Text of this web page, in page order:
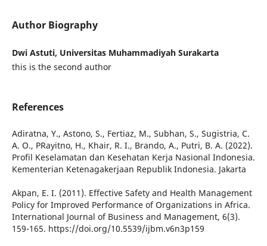
Author Biography
Dwi Astuti, Universitas Muhammadiyah Surakarta
this is the second author
References
Adiratna, Y., Astono, S., Fertiaz, M., Subhan, S., Sugistria, C.
A. O., PRayitno, H., Khair, R. I., Brando, A., Putri, B. A. (2022).
Profil Keselamatan dan Kesehatan Kerja Nasional Indonesia.
Kementerian Ketenagakerjaan Republik Indonesia. Jakarta
Akpan, E. I. (2011). Effective Safety and Health Management
Policy for Improved Performance of Organizations in Africa.
International Journal of Business and Management, 6(3).
159-165. https://doi.org/10.5539/ijbm.v6n3p159